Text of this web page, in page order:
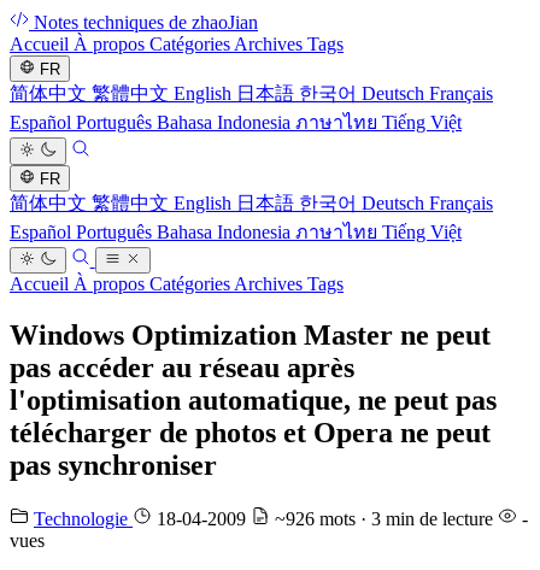
Notes techniques de zhaoJian
Accueil À propos Catégories Archives Tags
FR
简体中文 繁體中文 English 日本語 한국어 Deutsch Français
Español Português Bahasa Indonesia ภาษาไทย Tiếng Việt
FR
简体中文 繁體中文 English 日本語 한국어 Deutsch Français
Español Português Bahasa Indonesia ภาษาไทย Tiếng Việt
Accueil À propos Catégories Archives Tags
Windows Optimization Master ne peut
pas accéder au réseau après
l'optimisation automatique, ne peut pas
télécharger de photos et Opera ne peut
pas synchroniser
Technologie 18-04-2009 ~926 mots · 3 min de lecture
-
vues